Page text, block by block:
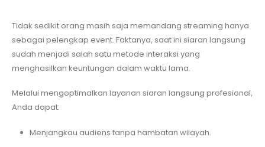
Tidak sedikit orang masih saja memandang streaming hanya
sebagai pelengkap event. Faktanya, saat ini siaran langsung
sudah menjadi salah satu metode interaksi yang
menghasilkan keuntungan dalam waktu lama.
Melalui mengoptimalkan layanan siaran langsung profesional,
Anda dapat:
Menjangkau audiens tanpa hambatan wilayah.